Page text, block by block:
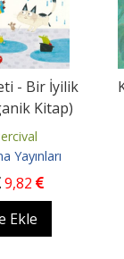
- Bir İyilik
Kitap)
Yayınları
9,82
Ekle